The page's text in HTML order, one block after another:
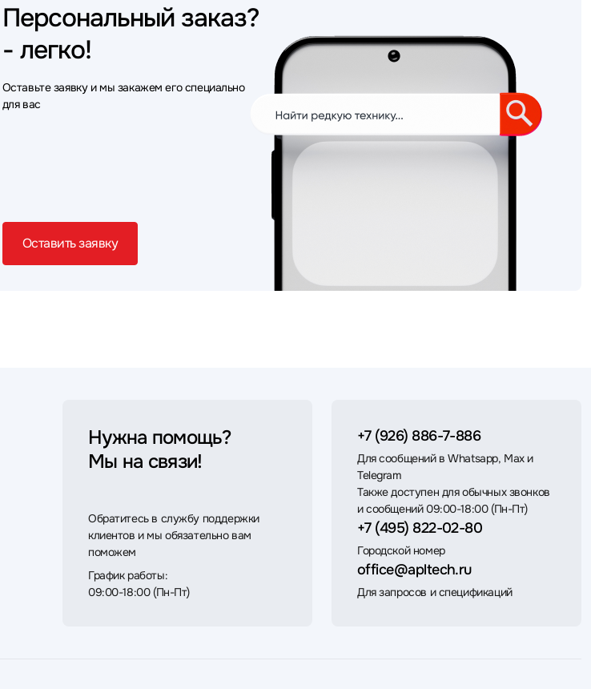
Персональный заказ?
- легко!
Оставьте заявку и мы закажем его специально
для вас
Оставить заявку
Нужна помощь?
Мы на связи!
Обратитесь в службу поддержки
клиентов и мы обязательно вам
поможем
График работы:
09:00-18:00 (Пн-Пт)
+7 (926) 886-7-886
Для сообщений в Whatsapp, Max и
Telegram
Также доступен для обычных звонков
и сообщений 09:00-18:00 (Пн-Пт)
+7 (495) 822-02-80
Городской номер
office@apltech.ru
Для запросов и спецификаций